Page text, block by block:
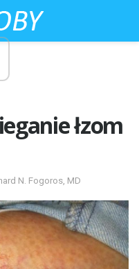
łzom
N. Fogoros, MD